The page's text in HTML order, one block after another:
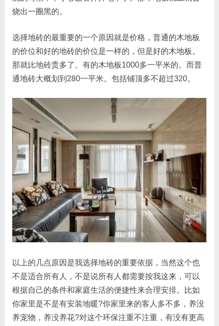
烧出一圈黑的。
选择地砖的最重要的一个原因就是价格，普通的木地板
的价位和好的地砖的价位是一样的，但是好的木地板。
那就比地砖贵多了。有的木地板1000多一平米的。而普
通地砖大概划到280一平米。包括铺顶多不超过320。
以上的几点原因是我选择地砖的重要依据，当然这个也
不是适合所有人，不是说所有人都需要按我这来，可以
根据自己的条件和家庭生活的便捷性来合理安排。比如
你家里是不是有安装地暖?你家里来的客人多不多，养没
养宠物，养没养花?对这个环保注重不注重，有没有更高